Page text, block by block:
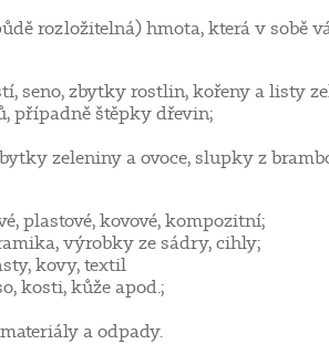
rozložitelná) hmota, která v sobě
seno, zbytky rostlin, kořeny a listy
případně štěpky dřevin;
zeleniny a ovoce, slupky z
plastové, kovové, kompozitní;
výrobky ze sádry, cihly;
kovy, textil
kosti, kůže apod.;
a odpady.